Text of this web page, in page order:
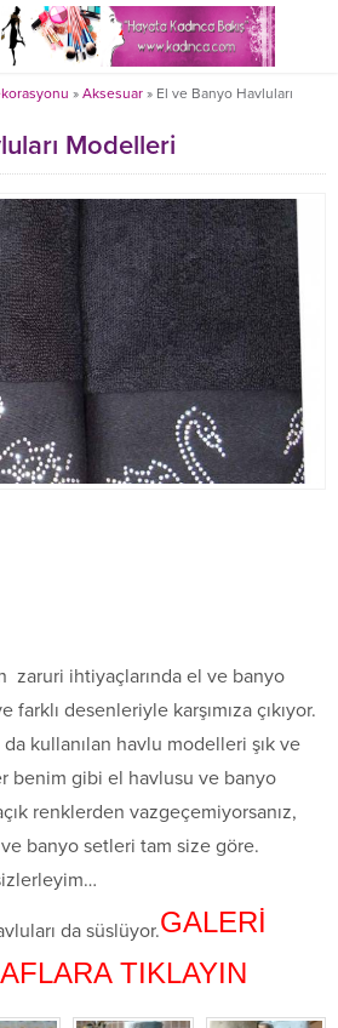
» Aksesuar » El ve Banyo Havluları
Modelleri
zaruri ihtiyaçlarında el ve banyo
desenleriyle karşımıza çıkıyor.
kullanılan havlu modelleri şık ve
benim gibi el havlusu ve banyo
renklerden vazgeçemiyorsanız,
ve banyo setleri tam size göre.
da süslüyor.GALERİ
TIKLAYIN